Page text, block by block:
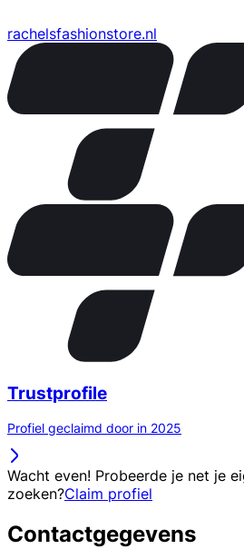
rachelsfashionstore.nl
Trustprofile
Profiel geclaimd door in 2025
Wacht even! Probeerde je net je
zoeken?Claim profiel
Contactgegevens